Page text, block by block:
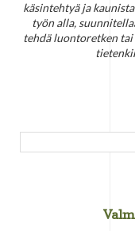
käsintehtyä ja
työn alla,
tehdä luontoretken